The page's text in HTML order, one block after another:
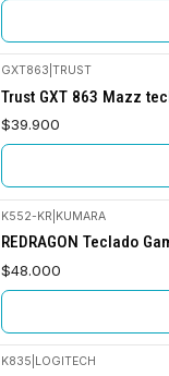
GXT863 |TRUST
Trust GXT 863 Mazz
$39.900
Agotado
K552-KR KUMARA
REDRAGON Teclado
$48.000
K835 LOGITECH